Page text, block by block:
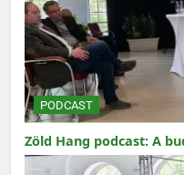
PODCAST
Zöld Hang podcast: A